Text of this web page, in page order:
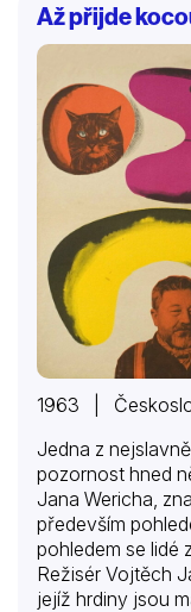
Až přijde
1963 |
Jedna z
pozornost hned
Jana Wericha,
především
pohledem se lidé
Režisér Vojtěch
jejíž hrdiny jsou